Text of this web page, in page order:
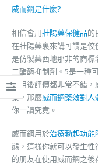
威而鋼是什麼?
相信會用壯陽藥保健品的
在壯陽藥裏來講可謂是
是仿製藥西地那非的商
二酯酶抑制劑。5是一種
使用後評價都非常不錯
藥，那麼威而鋼藥效對
你一讀究竟。
威而鋼用於治療勃起功能
態，這樣你就可以發生
的朋友在使用威而鋼之